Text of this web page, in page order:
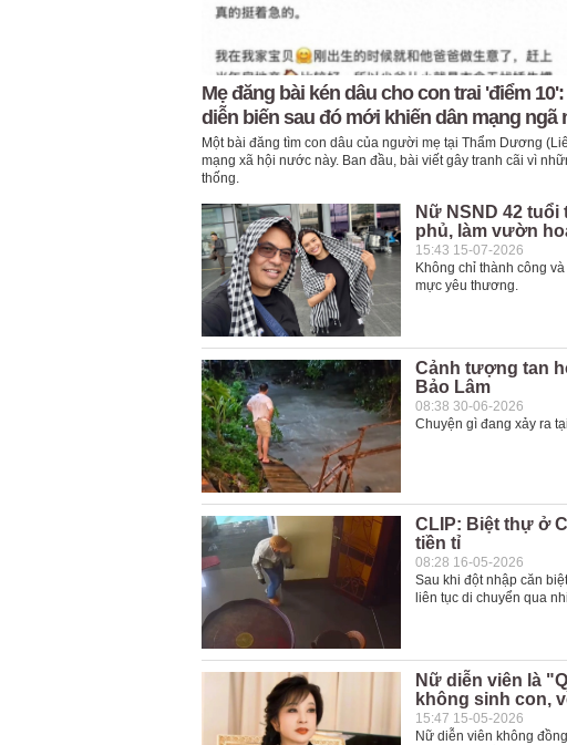
Mẹ đăng bài kén dâu cho con trai 'điểm
diễn biến sau đó mới khiến dân mạng ngã
Một bài đăng tìm con dâu của người mẹ tại Thẩm Dương
mạng xã hội nước này. Ban đầu, bài viết gây tranh cãi vì
thống.
Nữ NSND 42
phủ, làm vườn
15:43 15-07-2026
Không chỉ thành công
mực yêu thương.
Cảnh tượng tan
Bảo Lâm
08:38 30-06-2026
Chuyện gì đang xảy ra
CLIP: Biệt thự ở
tiền tỉ
08:28 16-05-2026
Sau khi đột nhập căn
liên tục di chuyển qua
Nữ diễn viên là
không sinh con,
15:47 15-05-2026
Nữ diễn viên không